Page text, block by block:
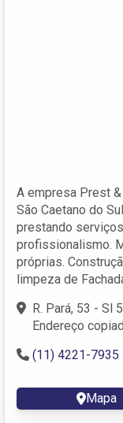
A empresa Prest
São Caetano do
prestando
profissionalismo.
próprias.
limpeza de
R. Pará, 53 - Sl
Endereço
(11) 4221-7935
Mapa